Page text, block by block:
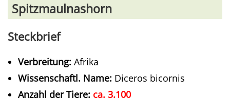
Spitzmaulnashorn
Steckbrief
Verbreitung: Afrika
Wissenschaftl. Name: Diceros bicornis
Anzahl der Tiere: ca. 3.100